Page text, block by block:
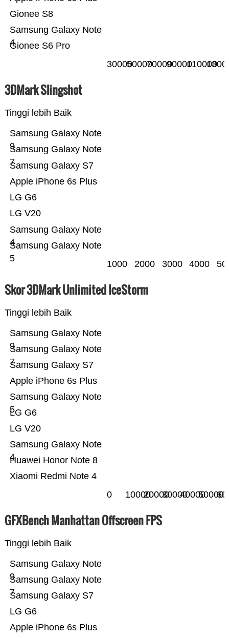
Gionee S6 Pro
Samsung Galaxy Note
4
Gionee S8
30000500007000090000110000
3DMark Slingshot
Tinggi lebih Baik
Samsung Galaxy Note
5
Samsung Galaxy Note
4
LG V20
LG G6
Apple iPhone 6s Plus
Samsung Galaxy S7
Samsung Galaxy Note
7
Samsung Galaxy Note
9
1000 2000 3000 4000
Skor 3DMark Unlimited IceStorm
Tinggi lebih Baik
Xiaomi Redmi Note 4
Huawei Honor Note 8
Samsung Galaxy Note
4
LG V20
LG G6
Samsung Galaxy Note
5
Apple iPhone 6s Plus
Samsung Galaxy S7
Samsung Galaxy Note
7
Samsung Galaxy Note
9
0 1000020000300004000050000
GFXBench Manhattan Offscreen FPS
Tinggi lebih Baik
Apple iPhone 6s Plus
LG G6
Samsung Galaxy S7
Samsung Galaxy Note
7
Samsung Galaxy Note
9